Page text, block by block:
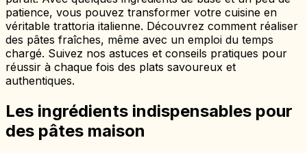
patience, vous pouvez transformer votre cuisine en
véritable trattoria italienne. Découvrez comment réaliser
des pâtes fraîches, même avec un emploi du temps
chargé. Suivez nos astuces et conseils pratiques pour
réussir à chaque fois des plats savoureux et
authentiques.
Les ingrédients indispensables pour
des pâtes maison